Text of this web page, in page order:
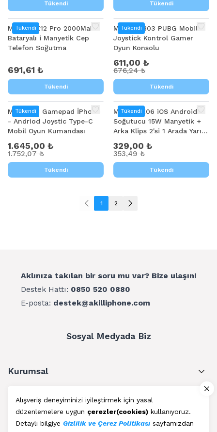
Alışveriş deneyiminizi iyileştirmek için yasal
düzenlemelere uygun çerezler(cookies) kullanıyoruz.
Detaylı bilgiye Gizlilik ve Çerez Politikası sayfamızdan
Tükendi Tükendi
Tükendi
Memo CX12 Pro 2000Mah
Bataryalı i Manyetik Cep
Telefon Soğutma
691,61 ₺
Tükendi
Tükendi
MEMO MB03 PUBG Mobile
Joystick Kontrol Gamer
Oyun Konsolu
611,00 ₺
676,24 ₺
Tükendi
Tükendi
MEMO S3 Gamepad İPhone
- Andriod Joystic Type-C
Mobil Oyun Kumandası
1.645,00 ₺
1.752,07 ₺
Tükendi
Tükendi
MEMO CX06 iOS Android
Soğutucu 15W Manyetik +
Arka Klips 2'si 1 Arada Yarı
Radyatörü
329,00 ₺
353,49 ₺
Tükendi
1 2
Aklınıza takılan bir soru mu var? Bize ulaşın!
Destek Hattı: 0850 520 0880
E-posta: destek@akilliphone.com
Sosyal Medyada Biz
Kurumsal
Müşteri Hizmetleri
Üyelik